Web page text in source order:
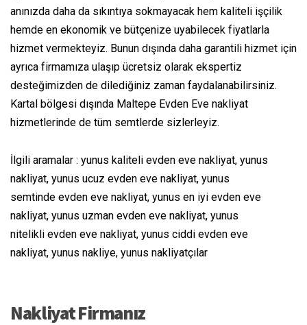
anınızda daha da sıkıntıya sokmayacak hem kaliteli işçilik
hemde en ekonomik ve bütçenize uyabilecek fiyatlarla
hizmet vermekteyiz. Bunun dışında daha garantili hizmet için
ayrıca firmamıza ulaşıp ücretsiz olarak ekspertiz
desteğimizden de dilediğiniz zaman faydalanabilirsiniz.
Kartal bölgesi dışında Maltepe Evden Eve nakliyat
hizmetlerinde de tüm semtlerde sizlerleyiz.
İlgili aramalar : yunus kaliteli evden eve nakliyat, yunus
nakliyat, yunus ucuz evden eve nakliyat, yunus
semtinde evden eve nakliyat, yunus en iyi evden eve
nakliyat, yunus uzman evden eve nakliyat, yunus
nitelikli evden eve nakliyat, yunus ciddi evden eve
nakliyat, yunus nakliye, yunus nakliyatçılar
Nakliyat Firmanız